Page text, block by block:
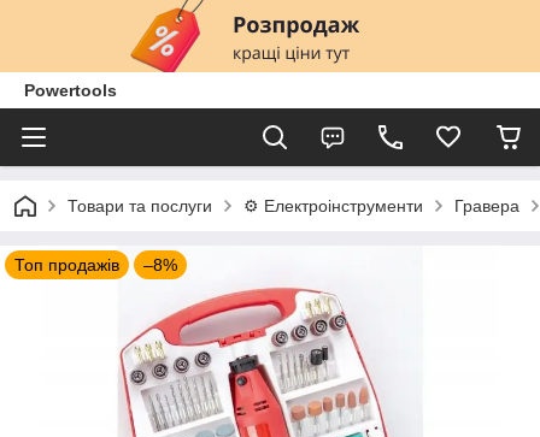
Powertools
Товари та послуги ⚙️ Електроінструменти Гравера
Топ продажів –8%